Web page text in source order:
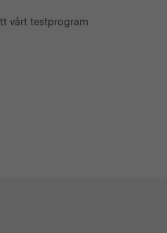
vårt testprogram